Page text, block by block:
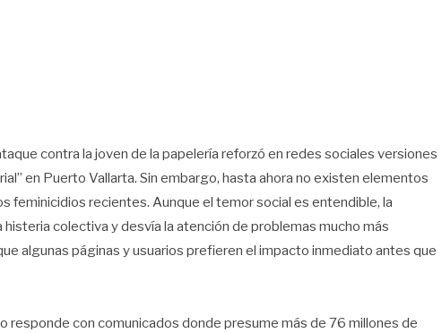
contra la joven de la papelería reforzó en redes sociales versiones
en Puerto Vallarta. Sin embargo, hasta ahora no existen elementos
feminicidios recientes. Aunque el temor social es entendible, la
colectiva y desvía la atención de problemas mucho más
algunas páginas y usuarios prefieren el impacto inmediato antes que
responde con comunicados donde presume más de 76 millones de